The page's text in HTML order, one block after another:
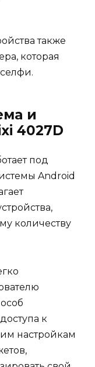
также
которая
и
4027D
под
Android
количеству
к
настройкам